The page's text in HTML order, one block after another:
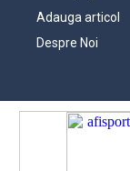
Adauga articol
Despre Noi